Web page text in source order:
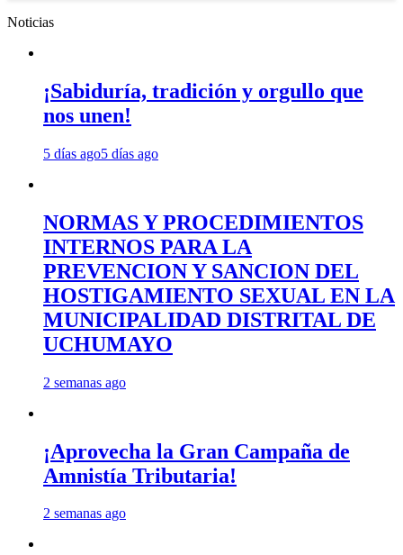
Noticias
¡Sabiduría, tradición y orgullo que
nos unen!
5 días ago5 días ago
NORMAS Y PROCEDIMIENTOS
INTERNOS PARA LA
PREVENCION Y SANCION DEL
HOSTIGAMIENTO SEXUAL EN LA
MUNICIPALIDAD DISTRITAL DE
UCHUMAYO
2 semanas ago
¡Aprovecha la Gran Campaña de
Amnistía Tributaria!
2 semanas ago